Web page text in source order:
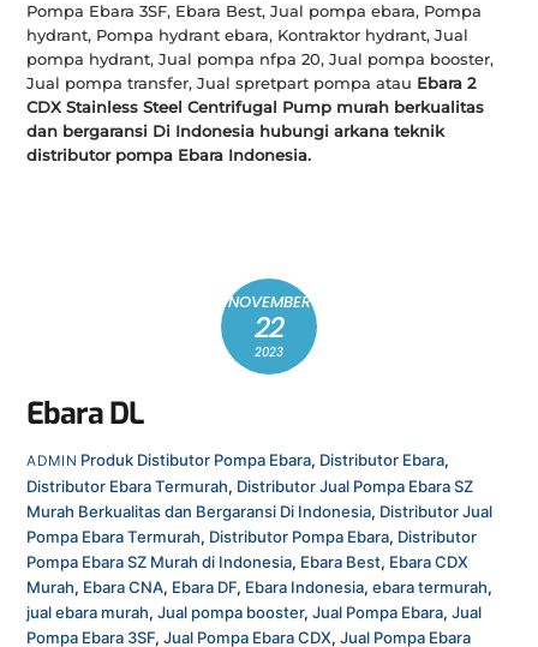
Pompa Ebara 3SF, Ebara Best, Jual pompa ebara, Pompa
hydrant, Pompa hydrant ebara, Kontraktor hydrant, Jual
pompa hydrant, Jual pompa nfpa 20, Jual pompa booster,
Jual pompa transfer, Jual spretpart pompa atau Ebara 2
CDX Stainless Steel Centrifugal Pump murah berkualitas
dan bergaransi Di Indonesia hubungi arkana teknik
distributor pompa Ebara Indonesia.
NOVEMBER
22
2023
Ebara DL
ADMIN Produk Distibutor Pompa Ebara, Distributor Ebara,
Distributor Ebara Termurah, Distributor Jual Pompa Ebara SZ
Murah Berkualitas dan Bergaransi Di Indonesia, Distributor Jual
Pompa Ebara Termurah, Distributor Pompa Ebara, Distributor
Pompa Ebara SZ Murah di Indonesia, Ebara Best, Ebara CDX
Murah, Ebara CNA, Ebara DF, Ebara Indonesia,ebara termurah,
jual ebara murah,Jual pompa booster,Jual Pompa Ebara,Jual
Pompa Ebara 3SF,Jual Pompa Ebara CDX,Jual Pompa Ebara